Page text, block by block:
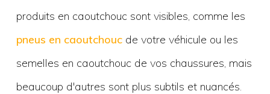
produits en caoutchouc sont visibles, comme les
pneus en caoutchoucde votre véhicule ou les
semelles en caoutchouc de vos chaussures, mais
beaucoup d'autres sont plus subtils et nuancés.